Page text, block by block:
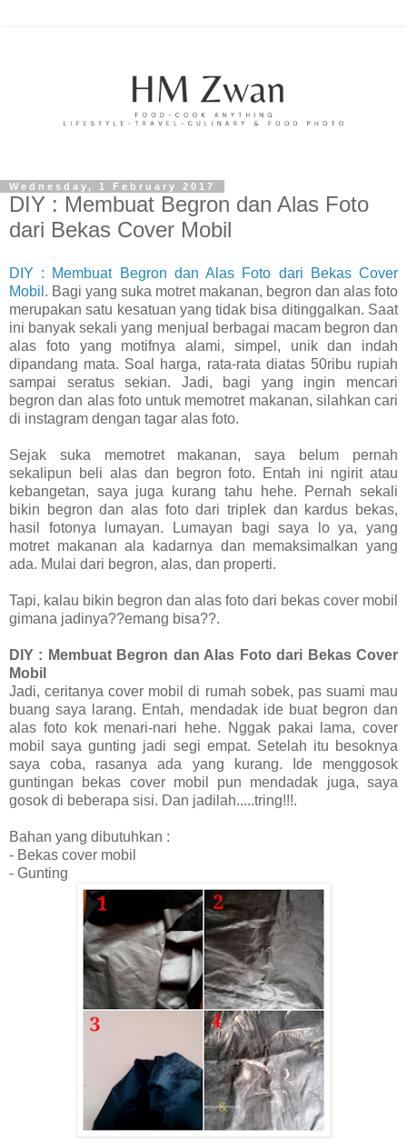
Wednesday, 1 February 2017
DIY : Membuat Begron dan Alas Foto
dari Bekas Cover Mobil
DIY : Membuat Begron dan Alas Foto dari Bekas Cover
Mobil . Bagi yang suka motret makanan, begron dan alas foto
merupakan satu kesatuan yang tidak bisa ditinggalkan. Saat
ini banyak sekali yang menjual berbagai macam begron dan
alas foto yang motifnya alami, simpel, unik dan indah
dipandang mata. Soal harga, rata-rata diatas 50ribu rupiah
sampai seratus sekian. Jadi, bagi yang ingin mencari
begron dan alas foto untuk memotret makanan, silahkan cari
di instagram dengan tagar alas foto.
Sejak suka memotret makanan, saya belum pernah
sekalipun beli alas dan begron foto. Entah ini ngirit atau
kebangetan, saya juga kurang tahu hehe. Pernah sekali
bikin begron dan alas foto dari triplek dan kardus bekas,
hasil fotonya lumayan. Lumayan bagi saya lo ya, yang
motret makanan ala kadarnya dan memaksimalkan yang
ada. Mulai dari begron, alas, dan properti.
Tapi, kalau bikin begron dan alas foto dari bekas cover mobil
gimana jadinya??emang bisa??.
DIY : Membuat Begron dan Alas Foto dari Bekas Cover
Mobil
Jadi, ceritanya cover mobil di rumah sobek, pas suami mau
buang saya larang. Entah, mendadak ide buat begron dan
alas foto kok menari-nari hehe. Nggak pakai lama, cover
mobil saya gunting jadi segi empat. Setelah itu besoknya
saya coba, rasanya ada yang kurang. Ide menggosok
guntingan bekas cover mobil pun mendadak juga, saya
gosok di beberapa sisi. Dan jadilah.....tring!!!.
Bahan yang dibutuhkan :
- Bekas cover mobil
- Gunting